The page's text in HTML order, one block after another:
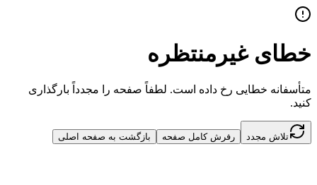
خطای غیرمنتظره
متأسفانه خطایی رخ داده است. لطفاً صفحه را مجدداً بارگذاری
کنید.
تلاش مجدد رفرش کامل صفحه بازگشت به صفحه اصلی